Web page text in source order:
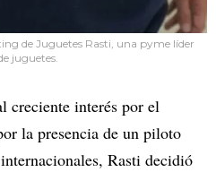
de Juguetes Rasti, una pyme líder
juguetes.
creciente interés por el
la presencia de un piloto
Rasti decidió